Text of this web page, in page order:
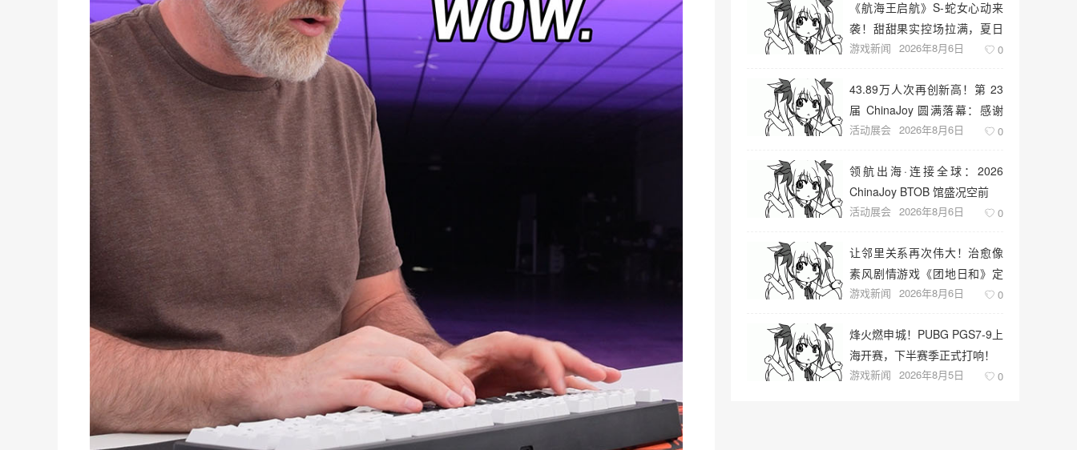
《航海王启航》S-蛇女心动来
袭！甜甜果实控场拉满，夏日
盛宴开启
游戏新闻 2026年8月6日 0
43.89万人次再创新高！第 23
届 ChinaJoy 圆满落幕：感谢
有你，共赴这场“与 AI 同游”的
活动展会 2026年8月6日 0
领航出海·连接全球：2026
ChinaJoy BTOB 馆盛况空前
活动展会 2026年8月6日 0
让邻里关系再次伟大！治愈像
素风剧情游戏《团地日和》定
档10月30日发售
游戏新闻 2026年8月6日 0
烽火燃申城！PUBG PGS7-9上
海开赛，下半赛季正式打响！
游戏新闻 2026年8月5日 0